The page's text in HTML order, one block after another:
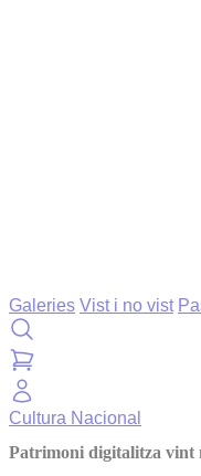
Galeries Vist i no vist
Cultura Nacional
Patrimoni digitalitza vint